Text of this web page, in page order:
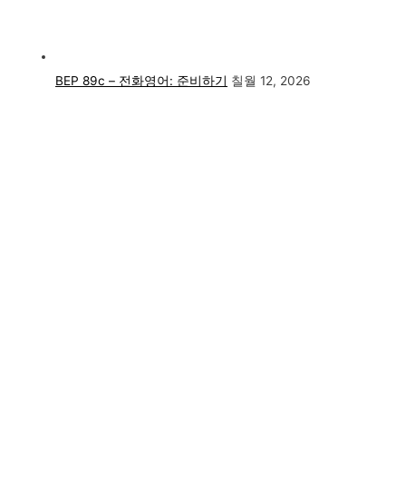
BEP 89c – 전화영어: 준비하기 칠월 12, 2026